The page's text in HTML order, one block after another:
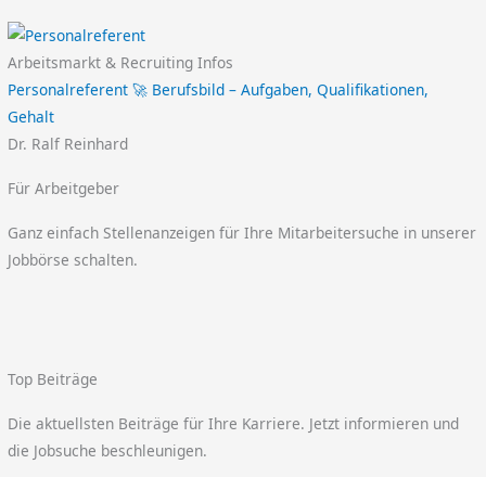
Arbeitsmarkt & Recruiting Infos
Personalreferent 🚀 Berufsbild – Aufgaben, Qualifikationen,
Gehalt
Dr. Ralf Reinhard
Für Arbeitgeber
Ganz einfach Stellenanzeigen für Ihre Mitarbeitersuche in unserer
Jobbörse schalten.
Top Beiträge
Die aktuellsten Beiträge für Ihre Karriere. Jetzt informieren und
die Jobsuche beschleunigen.